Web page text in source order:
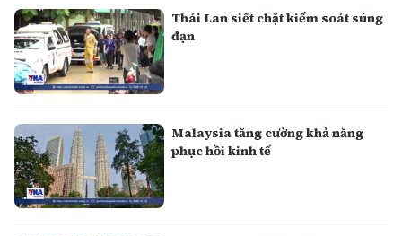
Thái Lan siết chặt kiểm soát súng
đạn
Malaysia tăng cường khả năng
phục hồi kinh tế